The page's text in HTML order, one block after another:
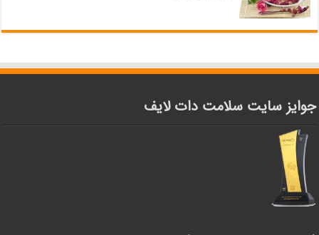
جوایز سایت سلامت دات لایف